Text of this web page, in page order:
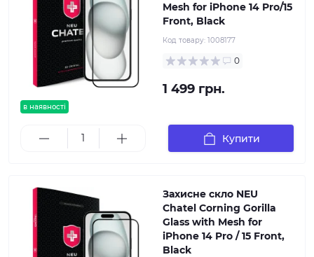
в наявності
Mesh for iPhone 14 Pro/15
Front, Black
Код товару: 1008177
0
1 499 грн.
Купити
Захисне скло NEU
Chatel Corning Gorilla
Glass with Mesh for
iPhone 14 Pro / 15 Front,
Black